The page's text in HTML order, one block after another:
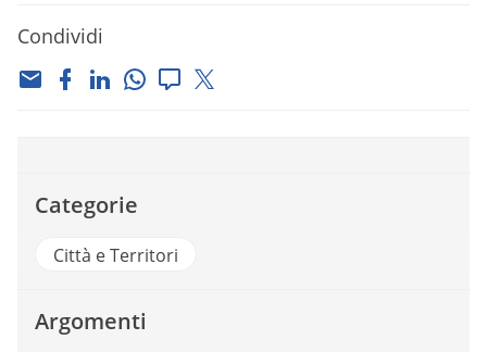
Condividi
Categorie
Città e Territori
Argomenti